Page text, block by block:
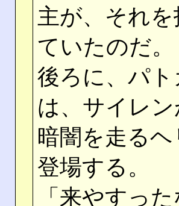
主が、それ
ていたのだ。
後ろに、パ
は、サイレ
暗闇を走る
登場する。
「来やすっ